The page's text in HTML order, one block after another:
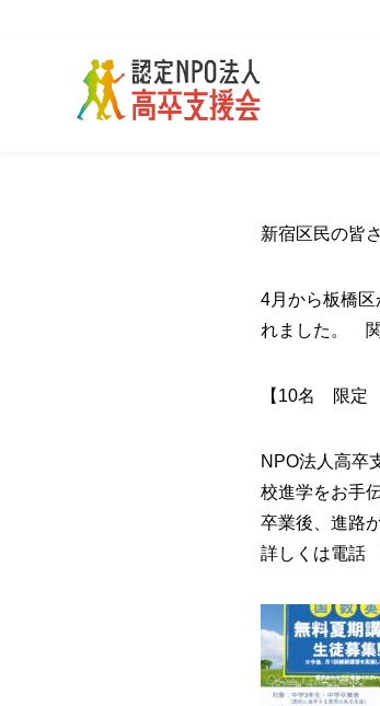
新宿区民の皆
4月から板橋
れました。 関
【10名 限定
NPO法人高卒
校進学をお手
卒業後、進路
詳しくは電話